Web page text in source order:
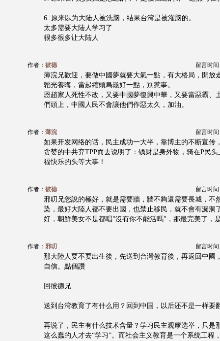
6: 原来以为大陆人被洗脑，结果台湾是被灌脑的。
太多需要大陆人学习了
很多很多让大陆人
作者： 彼德 留言时间
薄浣兄歡迎，要做中國夢就要大氣一點，有大格局，開放
韜光養晦，當起縮頭烏龜好一點，別惹事。
恩趙家人死性不改，又要中國夢復興中華，又要當惡霸、
們頭上，中國人民不會讓他們作惡太久，加油。
作者： 薄浣 留言时间
如果开发网络的话，民主成功一大半，靠博主的不断宣传
贪婪的中共弃TPP而去说明了：钱财是身外物，骑在P民
福快乐的头等大事！
作者： 彼德 留言时间
邪叨兄您說的極好，就是需要牆，牆不夠還需要長城，不
染，最好大陸人都不要出國，也禁止移民，就不會有漏洞
好，朝鮮美女不是都唱"沒有你不能活嗎"，那最完美了，
作者： 邪叨 留言时间
那大陸人要不要出生後，先送到台灣教育後，再返回中國
自信。點個讚
回彼德兄
送到台湾教育了有什么用？回到中国，以后还不是一样要
再说了，民主有什么技术含量？学习民主观摩选举，只是
这么蠢的人才去“学习”。而社会主义教育是一个系统工程